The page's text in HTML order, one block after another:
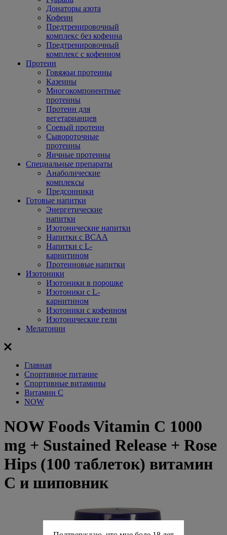
Донаторы азота
Кофеин
Предтренировочный
комплекс без кофеина
Предтренировочный
комплекс с кофеином
Протеин
Говяжьи протеины
Казеины
Многокомпонентные
протеины
Протеин для
вегетарианцев
Соевый протеин
Сывороточные
протеины
Яичные протеины
Специальные препараты
Анаболические
комплексы
Предсонники
Готовые напитки
Энергетические
напитки
Изотонические напитки
Напитки с BCAA
Напитки с L-
карнитином
Протеиновые напитки
Изотоники
Изотоники в порошке
Изотоники с L-
карнитином
Изотоники с кофеином
Изотонические гели
Мелатонин
Главная
Спортивное питание
Спортивные витамины
Витамин С
NOW
NOW Foods Vitamin C 1000
mg + Sustained Release + Rose
Hips (100 таблеток) витамин
С и шиповник